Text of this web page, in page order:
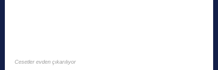
Cesetler evden çıkarılıyor